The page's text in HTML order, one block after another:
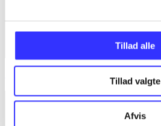
Tillad alle
Tillad valgte
Afvis